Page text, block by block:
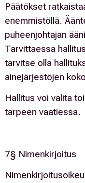
Päätökset
enemmistöllä.
puheenjohtajan
Tarvittaessa
tarvitse olla
ainejärjestöjen
Hallitus voi valita
tarpeen vaatiessa.
7§ Nimenkirjoitus